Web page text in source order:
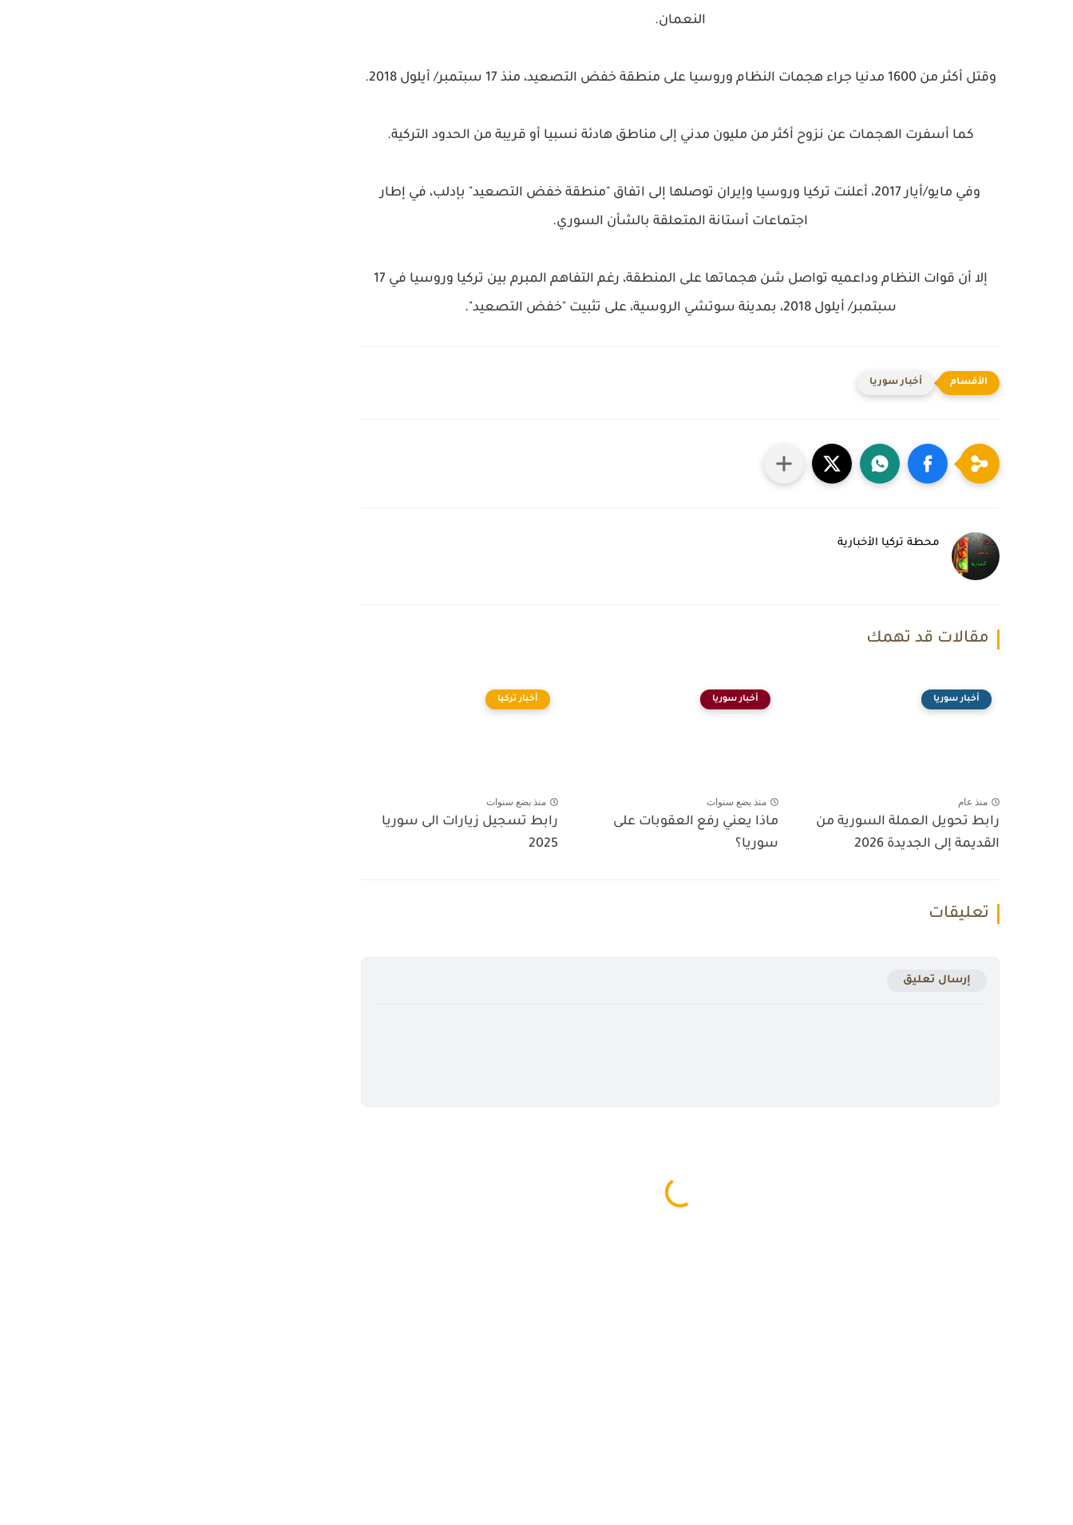
النعمان.
وقتل أكثر من 1600 مدنيا جراء هجمات النظام وروسيا على منطقة خفض التصعيد، منذ 17 سبتمبر/ أيلول 2018.
كما أسفرت الهجمات عن نزوح أكثر من مليون مدني إلى مناطق هادئة نسبيا أو قريبة من الحدود التركية.
وفي مايو/أيار 2017، أعلنت تركيا وروسيا وإيران توصلها إلى اتفاق "منطقة خفض التصعيد" بإدلب، في إطار
اجتماعات أستانة المتعلقة بالشأن السوري.
إلا أن قوات النظام وداعميه تواصل شن هجماتها على المنطقة، رغم التفاهم المبرم بين تركيا وروسيا في 17
سبتمبر/ أيلول 2018، بمدينة سوتشي الروسية، على تثبيت "خفض التصعيد".
أخبار سوريا
محطة تركيا الأخبارية
مقالات قد تهمك
أخبار سوريا
منذ عام
رابط تحويل العملة السورية من
القديمة إلى الجديدة 2026
أخبار سوريا
منذ بضع سنوات
ماذا يعني رفع العقوبات على
سوريا؟
أخبار تركيا
منذ بضع سنوات
رابط تسجيل زيارات الى سوريا
2025
تعليقات
إرسال تعليق